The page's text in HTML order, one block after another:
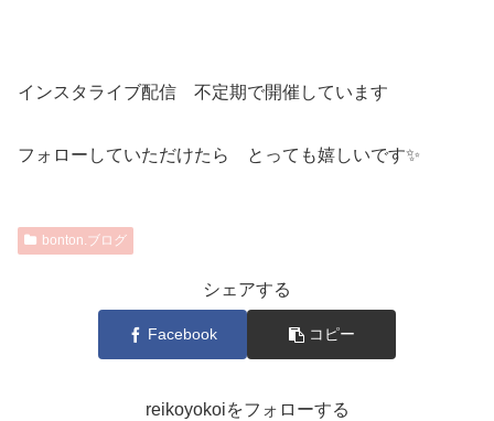
インスタライブ配信 不定期で開催しています
フォローしていただけたら とっても嬉しいです✨
bonton.ブログ
シェアする
Facebook コピー
reikoyokoiをフォローする